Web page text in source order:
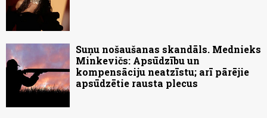
Suņu nošaušanas skandāls. Mednieks
Minkevičs: Apsūdzību un
kompensāciju neatzīstu; arī pārējie
apsūdzētie rausta plecus